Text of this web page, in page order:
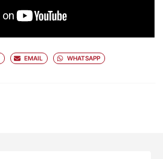
EMAIL WHATSAPP